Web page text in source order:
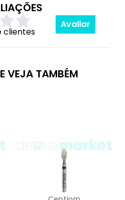
clientes
Avaliar
VEJA TAMBÉM